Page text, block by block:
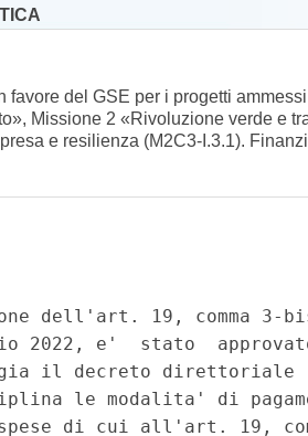
del GSE per i progetti
Missione 2 «Rivoluzione verde e
e resilienza (M2C3-I.3.1).